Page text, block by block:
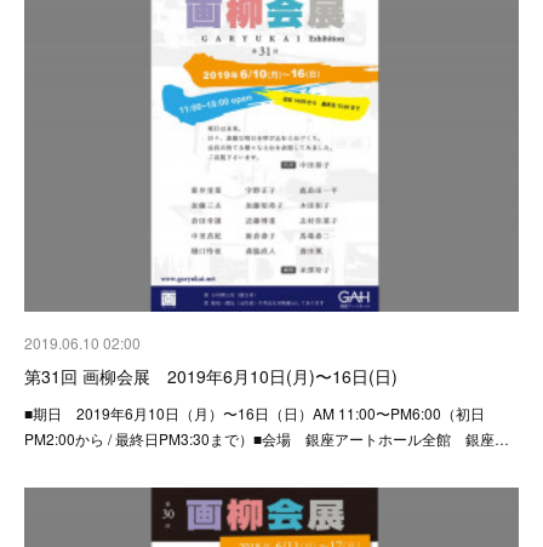
2019.06.10 02:00
第31回 画柳会展 2019年6月10日(月)〜16日(日)
■期日 2019年6月10日（月）〜16日（日）AM 11:00〜PM6:00（初日
PM2:00から / 最終日PM3:30まで）■会場 銀座アートホール全館 銀座…